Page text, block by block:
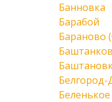
Банновка
Барабой
Бараново
Баштанков
Белгород-
Беленькое